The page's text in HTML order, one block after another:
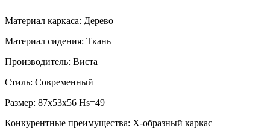
Материал каркаса: Дерево
Материал сидения: Ткань
Производитель: Виста
Стиль: Современный
Размер: 87х53х56 Hs=49
Конкурентные преимущества: Х-образный каркас